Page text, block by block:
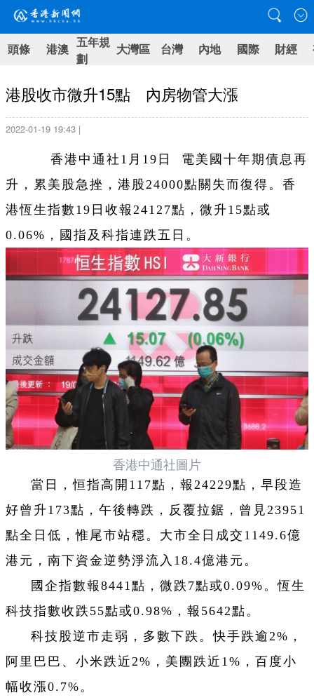
頭條 港澳 五年規
劃
大灣區 台灣 內地 國際 財經
港股收市微升15點 內房物管大漲
2022-01-19 19:43 |
香港中通社1月19日 電美國十年期債息再
升，累美股急挫，港股24000點關失而復得。香
港恆生指數19日收報24127點，微升15點或
0.06%，國指及科指連跌五日。
香港中通社圖片
當日，恒指高開117點，報24229點，早段造
好曾升173點，午後轉跌，反覆拉鋸，曾見23951
點全日低，惟尾市站穩。大市全日成交1149.6億
港元，南下資金逆勢淨流入18.4億港元。
國企指數報8441點，微跌7點或0.09%。恆生
科技指數收跌55點或0.98%，報5642點。
科技股逆市走弱，多數下跌。快手跌逾2%，
阿里巴巴、小米跌近2%，美團跌近1%，百度小
幅收漲0.7%。